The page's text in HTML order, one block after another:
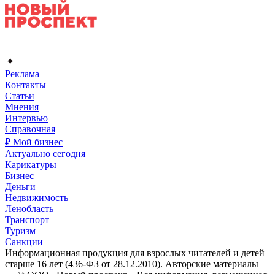
Реклама
Контакты
Статьи
Мнения
Интервью
Справочная
₽ Мой бизнес
Актуально сегодня
Карикатуры
Бизнес
Деньги
Недвижимость
Ленобласть
Транспорт
Туризм
Санкции
Информационная продукция для взрослых читателей и детей
старше 16 лет (436-ФЗ от 28.12.2010). Авторские материалы